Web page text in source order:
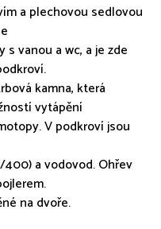
a plechovou sedlovou
vanou a wc, a je zde
kamna, která
vytápění
V podkroví jsou
a vodovod. Ohřev
na dvoře.